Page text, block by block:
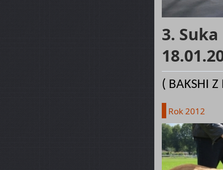
3.
( BAKSHI
Rok 2012